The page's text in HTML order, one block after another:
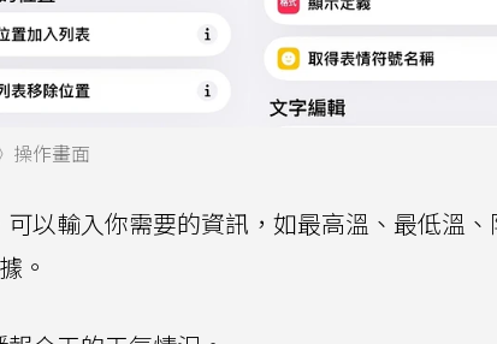
操作畫面
可以輸入你需要的資訊，如最高溫、最低溫
。